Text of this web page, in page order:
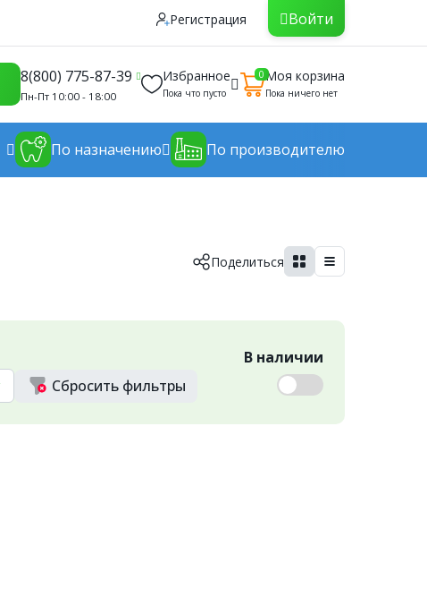
Регистрация Войти
8(800) 775-87-39
Пн-Пт 10:00 - 18:00
Избранное
Пока что пусто
0Моя корзина
Пока ничего нет
По назначению По производителю
Поделиться
Сброситьфильтры
В наличии